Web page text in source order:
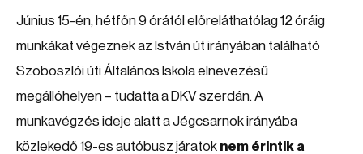
Június 15-én, hétfőn 9 órától előreláthatólag 12 óráig
munkákat végeznek az István út irányában található
Szoboszlói úti Általános Iskola elnevezésű
megállóhelyen – tudatta a DKV szerdán. A
munkavégzés ideje alatt a Jégcsarnok irányába
közlekedő 19-es autóbusz járatok nem érintik a